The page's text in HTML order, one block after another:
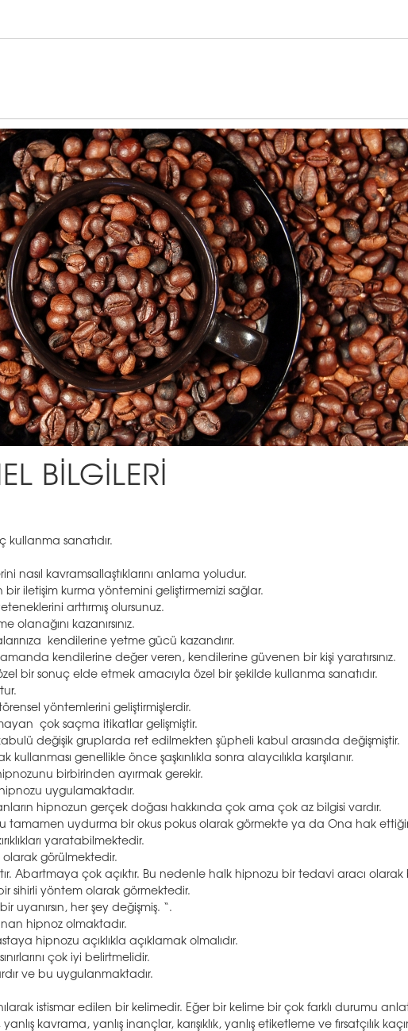
BİLGİLERİ
kullanma sanatıdır.
nasıl kavramsallaştıklarını anlama yoludur.
bir iletişim kurma yöntemini geliştirmemizi sağlar.
arttırmış olursunuz.
olanağını kazanırsınız.
kendilerine yetme gücü kazandırır.
kendilerine değer veren, kendilerine güvenen bir kişi yaratırsınız.
bir sonuç elde etmek amacıyla özel bir şekilde kullanma sanatıdır.
yöntemlerini geliştirmişlerdir.
çok saçma itikatlar gelişmiştir.
değişik gruplarda ret edilmekten şüpheli kabul arasında değişmiştir.
genellikle önce şaşkınlıkla sonra alaycılıkla karşılanır.
birbirinden ayırmak gerekir.
uygulamaktadır.
hipnozun gerçek doğası hakkında çok ama çok az bilgisi vardır.
tamamen uydurma bir okus pokus olarak görmekte ya da Ona hak
yaratabilmektedir.
olarak görülmektedir.
Abartmaya çok açıktır. Bu nedenle halk hipnozu bir tedavi aracı olarak
sihirli yöntem olarak görmektedir.
uyanırsın, her şey değişmiş. “.
hipnoz olmaktadır.
hipnozu açıklıkla açıklamak olmalıdır.
çok iyi belirtmelidir.
ve bu uygulanmaktadır.
istismar edilen bir kelimedir. Eğer bir kelime bir çok farklı durumu
kavrama, yanlış inançlar, karışıklık, yanlış etiketleme ve fırsatçılık